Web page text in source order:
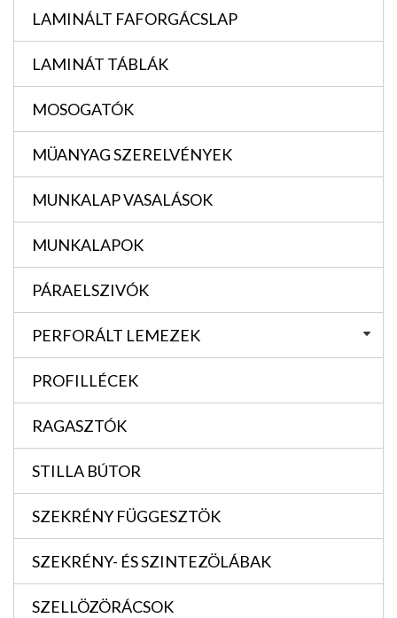
LAMINÁLT FAFORGÁCSLAP
LAMINÁT TÁBLÁK
MOSOGATÓK
MÜANYAG SZERELVÉNYEK
MUNKALAP VASALÁSOK
MUNKALAPOK
PÁRAELSZIVÓK
PERFORÁLT LEMEZEK
PROFILLÉCEK
RAGASZTÓK
STILLA BÚTOR
SZEKRÉNY FÜGGESZTÖK
SZEKRÉNY- ÉS SZINTEZÖLÁBAK
SZELLÖZÖRÁCSOK